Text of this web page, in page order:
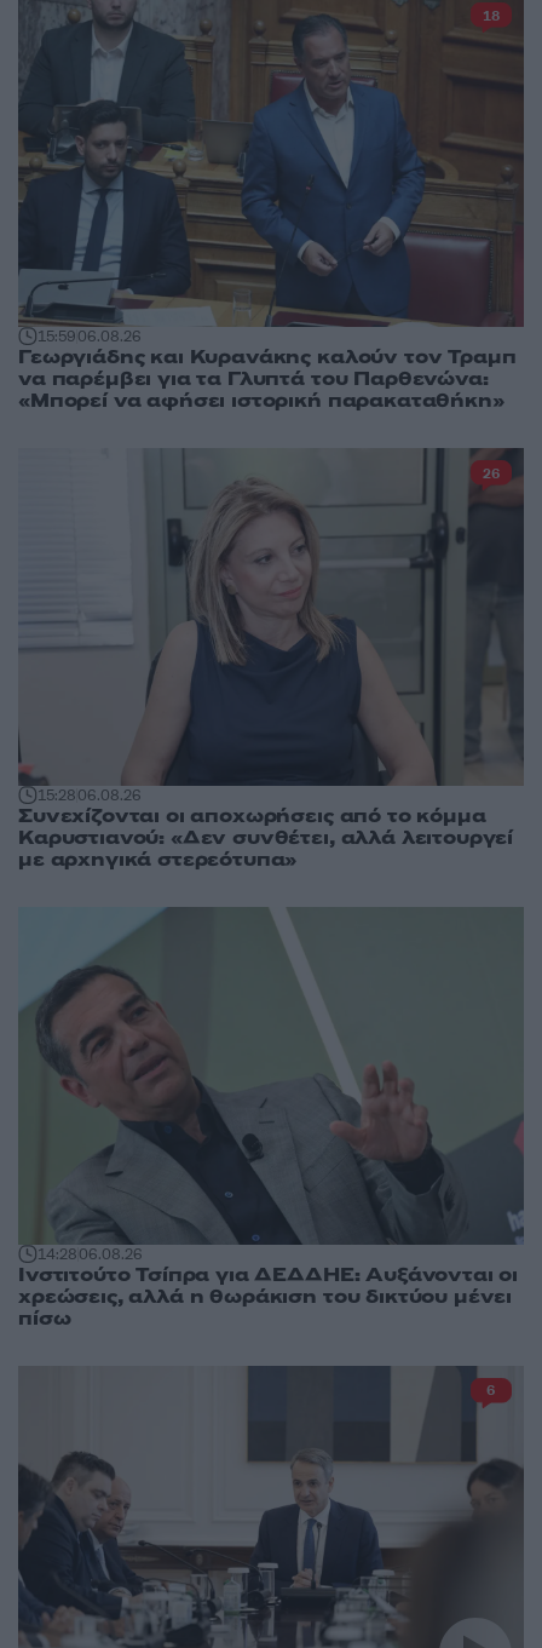
15:5906.08.26
Γεωργιάδης και Κυρανάκης καλούν τον Τραμπ
να παρέμβει για τα Γλυπτά του Παρθενώνα:
«Μπορεί να αφήσει ιστορική παρακαταθήκη»
18
15:2806.08.26
Συνεχίζονται οι αποχωρήσεις από το κόμμα
Καρυστιανού: «Δεν συνθέτει, αλλά λειτουργεί
με αρχηγικά στερεότυπα»
26
14:2806.08.26
Ινστιτούτο Τσίπρα για ΔΕΔΔΗΕ: Αυξάνονται οι
χρεώσεις, αλλά η θωράκιση του δικτύου μένει
πίσω
6